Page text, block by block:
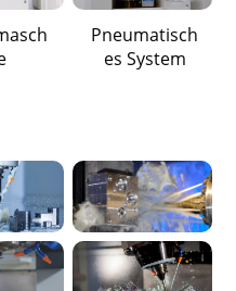
Pneumatisch
es System